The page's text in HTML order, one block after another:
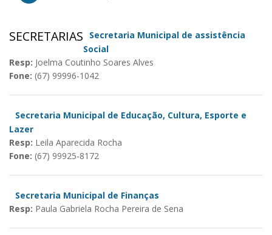
SECRETARIAS
Secretaria Municipal de assistência
Social
Resp: Joelma Coutinho Soares Alves
Fone: (67) 99996-1042
Secretaria Municipal de Educação, Cultura, Esporte e
Lazer
Resp: Leila Aparecida Rocha
Fone: (67) 99925-8172
Secretaria Municipal de Finanças
Resp: Paula Gabriela Rocha Pereira de Sena